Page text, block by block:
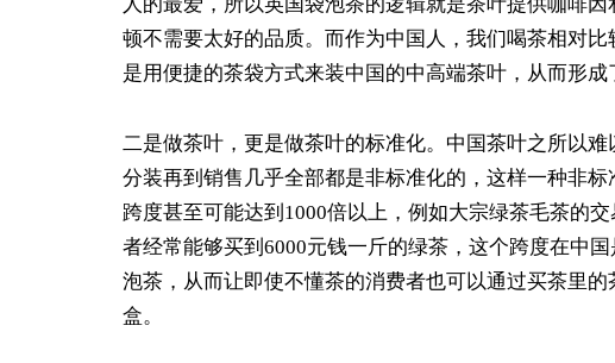
顿不需要太好的品质。而作为中国人，我们喝茶相对
是用便捷的茶袋方式来装中国的中高端茶叶，从而形
二是做茶叶，更是做茶叶的标准化。中国茶叶之所以
分装再到销售几乎全部都是非标准化的，这样一种非
跨度甚至可能达到1000倍以上，例如大宗绿茶毛茶的
者经常能够买到6000元钱一斤的绿茶，这个跨度在中
泡茶，从而让即使不懂茶的消费者也可以通过买茶里
盒。